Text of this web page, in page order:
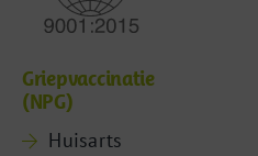
Griepvaccinatie
(NPG)
Huisarts